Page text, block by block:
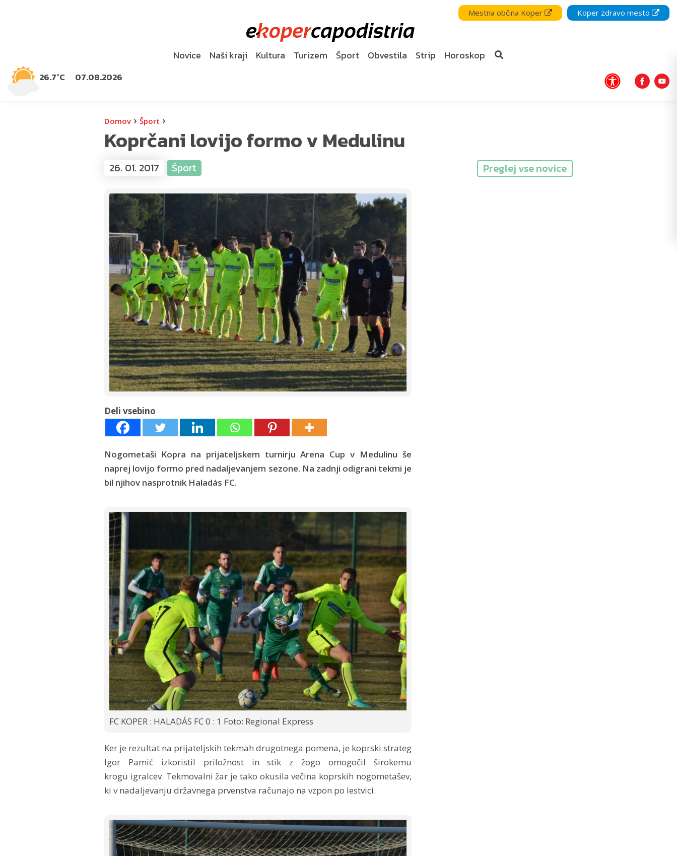
Mestna občina Koper Koper zdravo mesto
26.7°C 07.08.2026
Novice Naši kraji Kultura Turizem Šport Obvestila Strip Horoskop
Domov › Šport ›
Koprčani lovijo formo v Medulinu
26. 01. 2017 Šport Preglej vse novice
Deli vsebino
Nogometaši Kopra na prijateljskem turnirju Arena Cup v Medulinu še
naprej lovijo formo pred nadaljevanjem sezone. Na zadnji odigrani tekmi je
bil njihov nasprotnik Haladás FC.
FC KOPER : HALADÁS FC 0 : 1 Foto: Regional Express
Ker je rezultat na prijateljskih tekmah drugotnega pomena, je koprski strateg
Igor Pamić izkoristil priložnost in stik z žogo omogočil širokemu
krogu igralcev. Tekmovalni žar je tako okusila večina koprskih nogometašev,
ki v nadaljevanju državnega prvenstva računajo na vzpon po lestvici.